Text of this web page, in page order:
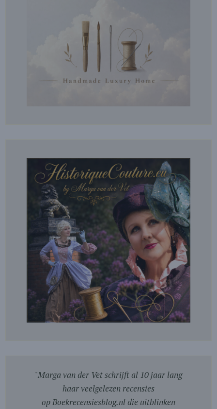
"Marga van der Vet schrijft al 10 jaar lang
haar veelgelezen recensies
op Boekrecensiesblog.nl die uitblinken